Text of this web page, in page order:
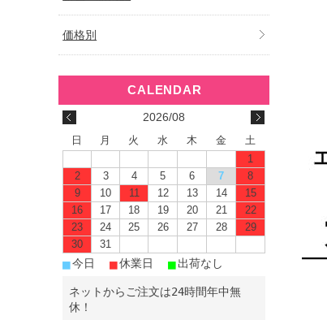
価格別
2026/08
日 月 火 水 木 金
土
1
2
3 4 5 6 7
8
9
10 11 12 13 14
15
16
17 18 19 20 21
22
23
24 25 26 27 28
29
30
31
■今日 ■休業日 ■出荷なし
ネットからご注文は24時間年中無
休！